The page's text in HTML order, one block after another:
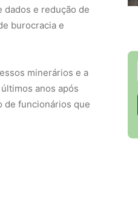
de funcionários que